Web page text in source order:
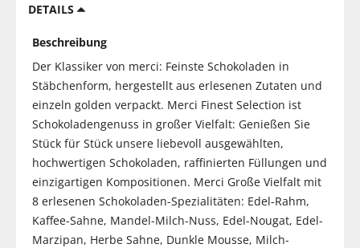
DETAILS
Beschreibung
Der Klassiker von merci: Feinste Schokoladen in
Stäbchenform, hergestellt aus erlesenen Zutaten und
einzeln golden verpackt. Merci Finest Selection ist
Schokoladengenuss in großer Vielfalt: Genießen Sie
Stück für Stück unsere liebevoll ausgewählten,
hochwertigen Schokoladen, raffinierten Füllungen und
einzigartigen Kompositionen. Merci Große Vielfalt mit
8 erlesenen Schokoladen-Spezialitäten: Edel-Rahm,
Kaffee-Sahne, Mandel-Milch-Nuss, Edel-Nougat, Edel-
Marzipan, Herbe Sahne, Dunkle Mousse, Milch-